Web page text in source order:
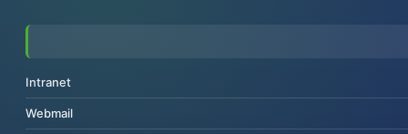
Intranet
Webmail